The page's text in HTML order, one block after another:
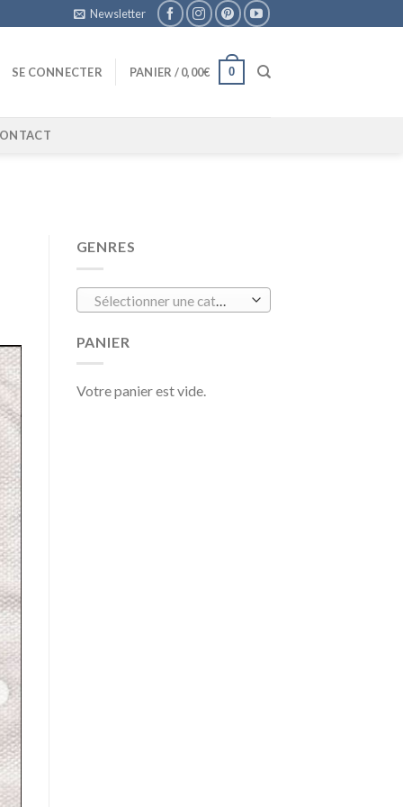
Newsletter
SE CONNECTER PANIER /0,00€ 0
GENRES
Sélectionner une catégorie
PANIER
Votre panier est vide.